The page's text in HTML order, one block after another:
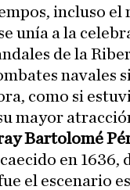
incluso el
unía a la
de la
navales
como si
mayor
Bartolomé
en 1636,
el escenario